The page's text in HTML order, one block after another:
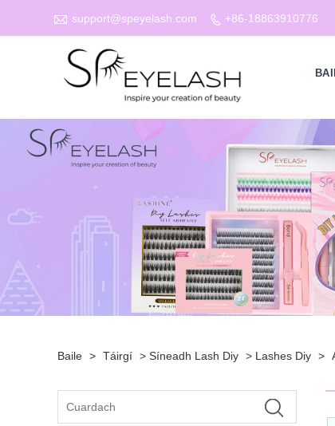
 support@speyelash.com  +86-18863910776
Baile > Táirgí > Síneadh Lash Diy > Lashes Diy >